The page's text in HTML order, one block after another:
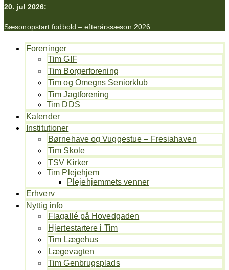
20. jul 2026:
Sæsonopstart fodbold – efterårssæson 2026
Foreninger
Tim GIF
Tim Borgerforening
Tim og Omegns Seniorklub
Tim Jagtforening
Tim DDS
Kalender
Institutioner
Børnehave og Vuggestue – Fresiahaven
Tim Skole
TSV Kirker
Tim Plejehjem
Plejehjemmets venner
Erhverv
Nyttig info
Flagallé på Hovedgaden
Hjertestartere i Tim
Tim Lægehus
Lægevagten
Tim Genbrugsplads